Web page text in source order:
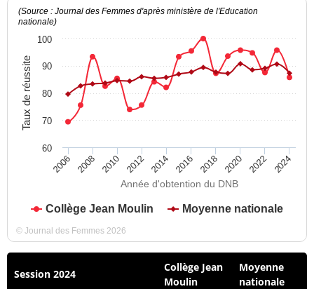
Année d'obtention du DNB
Taux de réussite
(Source : Journal des Femmes d'après ministère de l'Education
nationale)
Collège Jean Moulin Moyenne nationale
2006 2008 2010 2012 2014 2016 2018 2020 2022 2024
60
70
80
90
100
© Journal des Femmes 2026
Session 2024
Collège Jean
Moulin
Moyenne
nationale